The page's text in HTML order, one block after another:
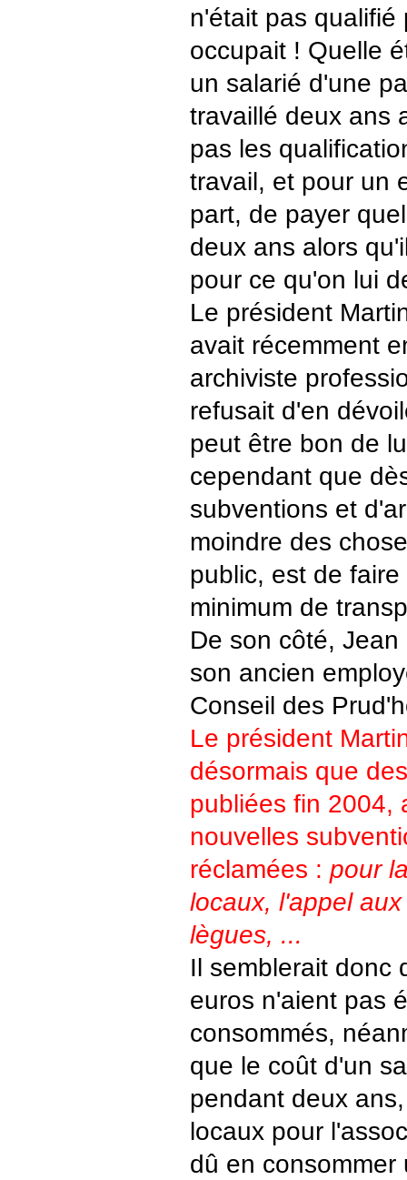
n'était pas qualifié
occupait ! Quelle
un salarié d'une
travaillé deux ans
pas les
travail, et pour un
part, de payer
deux ans alors
pour ce qu'on lui
Le président
avait récemment
archiviste
refusait d'en
peut être bon de
cependant que
subventions et
moindre des
public, est de
minimum de
De son côté,
son ancien
Conseil des
Le président
désormais que
publiées fin 2004,
nouvelles
réclamées : pour
locaux, l'appel
lègues, ...
Il semblerait donc
euros n'aient pas
consommés,
que le coût d'un
pendant deux
locaux pour
dû en